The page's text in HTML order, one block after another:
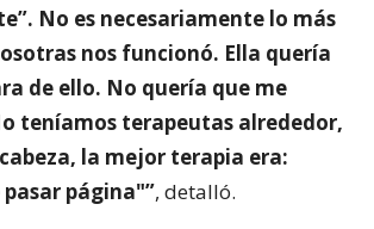
No es necesariamente lo más
nos funcionó. Ella quería
de ello. No quería que me
teníamos terapeutas alrededor,
la mejor terapia era:
pasar página"”, detalló.